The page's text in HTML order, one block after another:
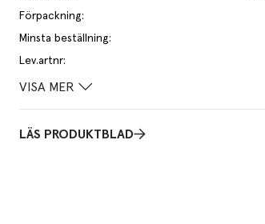
Förpackning:
Minsta beställning:
Lev.artnr:
VISA MER
LÄS PRODUKTBLAD